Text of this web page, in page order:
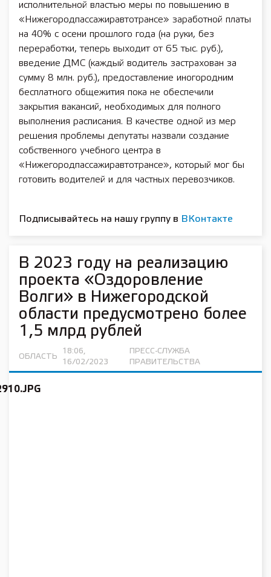
исполнительной властью меры по повышению в
«Нижегородпассажиравтотрансе» заработной платы
на 40% с осени прошлого года (на руки, без
переработки, теперь выходит от 65 тыс. руб.),
введение ДМС (каждый водитель застрахован за
сумму 8 млн. руб.), предоставление иногородним
бесплатного общежития пока не обеспечили
закрытия вакансий, необходимых для полного
выполнения расписания. В качестве одной из мер
решения проблемы депутаты назвали создание
собственного учебного центра в
«Нижегородпассажиравтотрансе», который мог бы
готовить водителей и для частных перевозчиков.
Подписывайтесь на нашу группу в ВКонтакте
В 2023 году на реализацию
проекта «Оздоровление
Волги» в Нижегородской
области предусмотрено более
1,5 млрд рублей
ОБЛАСТЬ
18:06,
16/02/2023
ПРЕСС-СЛУЖБА
ПРАВИТЕЛЬСТВА